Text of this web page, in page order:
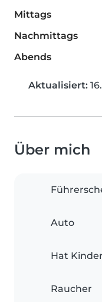
Mittags
Nachmittags
Abends
Aktualisiert:
Über mich
Auto
Hat Kinder
Raucher